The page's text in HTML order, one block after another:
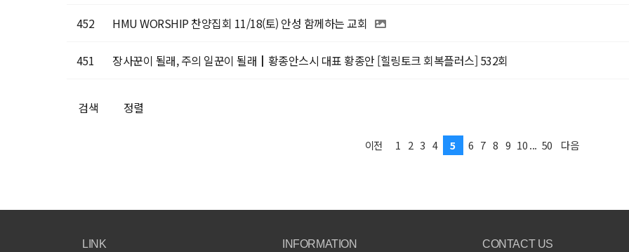
452 HMU WORSHIP 찬양집회 11/18(토) 안성 함께하는 교회
451 장사꾼이 될래, 주의 일꾼이 될래┃황종안스시 대표 황종안 [힐링토크 회복플러스] 532회
검색 정렬
이전 1 2 3 4 5 6 7 8 9 10... 50 다음
LINK INFORMATION CONTACT US